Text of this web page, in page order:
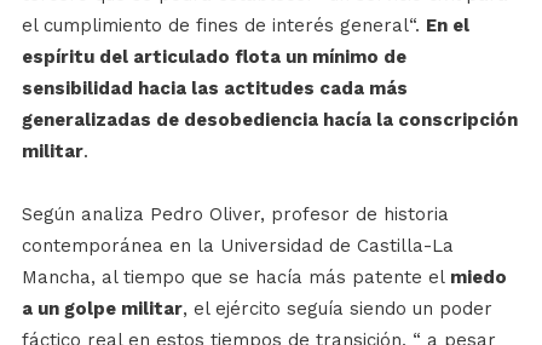
el cumplimiento de fines de interés general“. En el
espíritu del articulado flota un mínimo de
sensibilidad hacia las actitudes cada más
generalizadas de desobediencia hacía la conscripción
militar.
Según analiza Pedro Oliver, profesor de historia
contemporánea en la Universidad de Castilla-La
Mancha, al tiempo que se hacía más patente el miedo
a un golpe militar, el ejército seguía siendo un poder
fáctico real en estos tiempos de transición, “ a pesar